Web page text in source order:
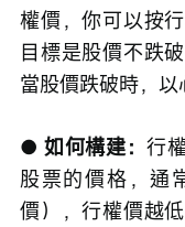
權價，你可以按
目標是股價不跌
當股價跌破時，以
● 如何構建：行
股票的價格，通
價），行權價越